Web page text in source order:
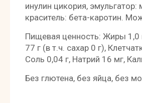
инулин цикория,
краситель: бета-каротин.
Пищевая ценность: Жиры 1,0
77 г (в т.ч. сахар 0 г),
Соль 0,04 г, Натрий 16 мг,
Без глютена, без яйца, без